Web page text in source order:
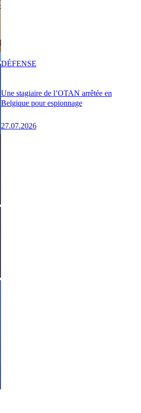
Une stagiaire de l’OTAN arrêtée en
Belgique pour espionnage
27.07.2026
DÉFENSE